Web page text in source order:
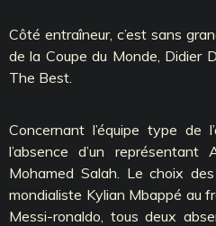
Côté entraîneur, c’est sans
de la Coupe du Monde, Didier
The Best.
Concernant l’équipe type de
l’absence d’un
Mohamed Salah. Le choix
mondialiste Kylian Mbappé au
Messi-ronaldo, tous deux